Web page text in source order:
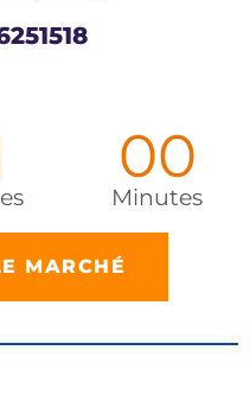
00
Minutes
MARCHÉ